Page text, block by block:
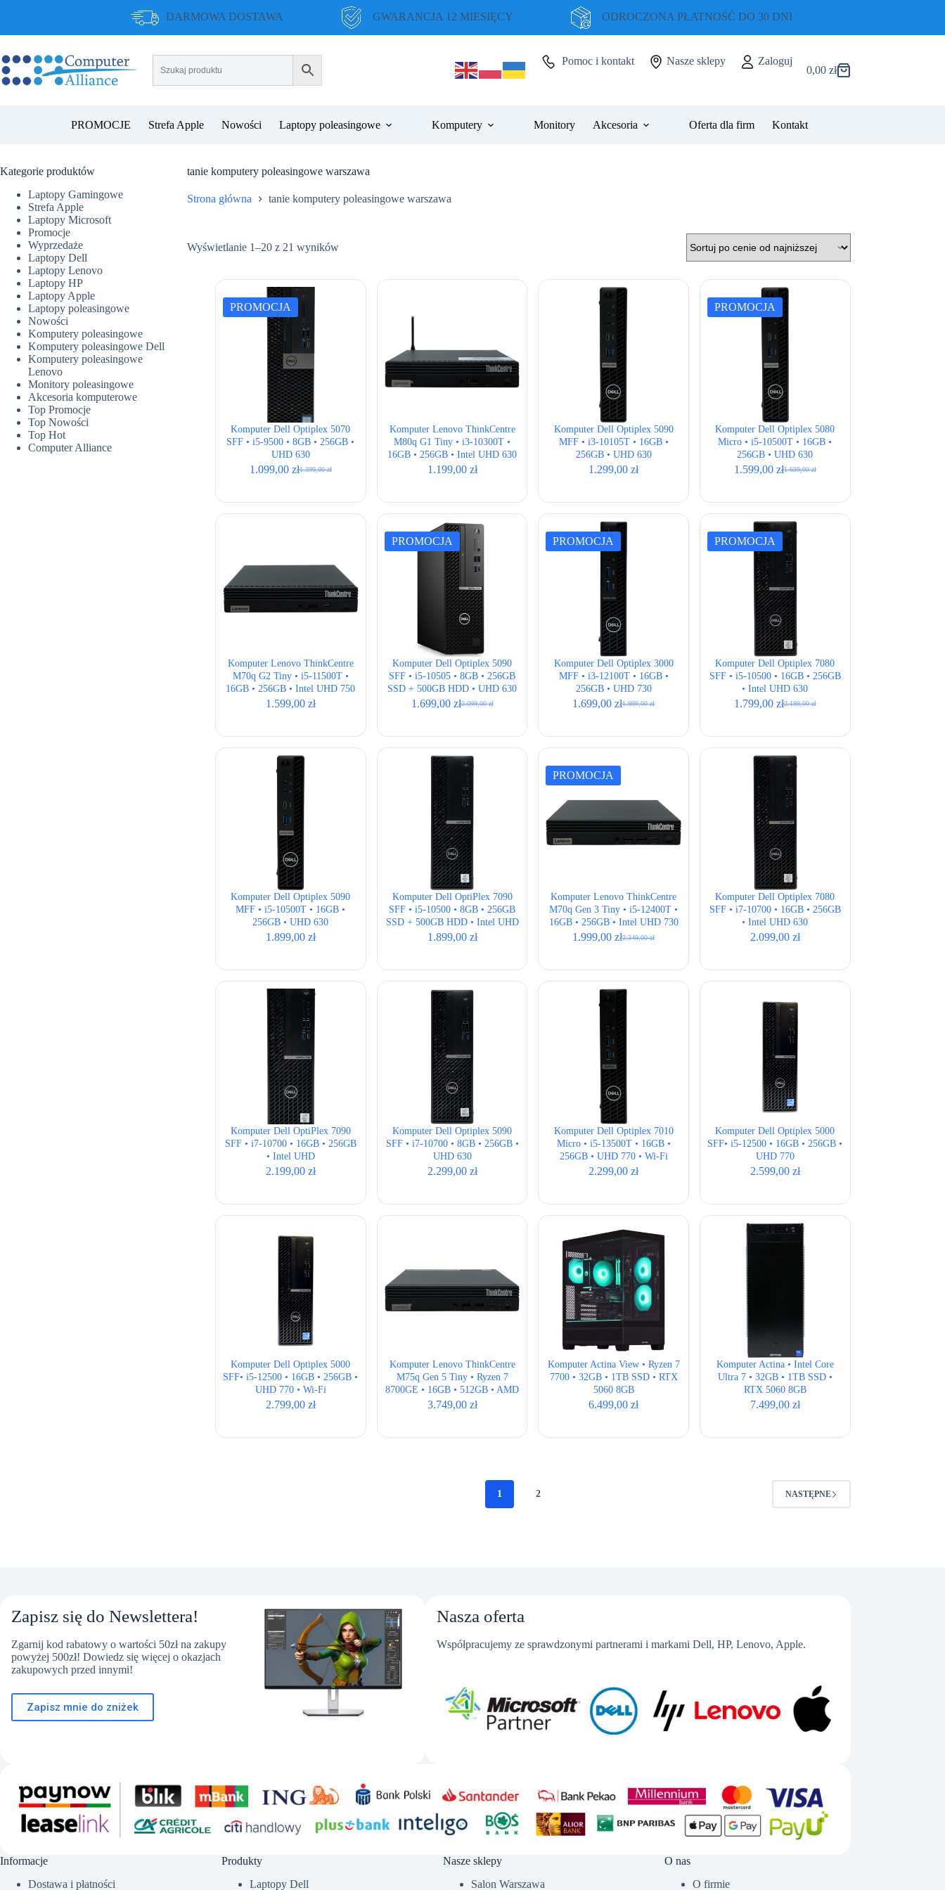
DARMOWA DOSTAWA GWARANCJA 12 MIESIĘCY ODROCZONA PŁATNOŚĆ DO 30 DNI
Pomoc i kontakt Nasze sklepy
Zaloguj
Koszyk
0,00 zł
PROMOCJE Strefa Apple Nowości Laptopy poleasingowe Komputery Monitory Akcesoria Oferta dla firm Kontakt
tanie komputery poleasingowe warszawa
Strona główna tanie komputery poleasingowe warszawa
Wyświetlanie 1–20 z 21 wynikówPosortowane
PROMOCJA
Komputer Dell Optiplex 5070
SFF • i5-9500 • 8GB • 256GB •
UHD 630
1.399,00zł
Pierwotna
wynosiła:
1.399,00 zł.
1.099,00 zł
Aktualna
wynosi:
1.099,00 zł.
Komputer Lenovo ThinkCentre
M80q G1 Tiny • i3-10300T •
16GB • 256GB • Intel UHD 630
1.199,00 zł
Komputer Dell Optiplex 5090
MFF • i3-10105T • 16GB •
256GB • UHD 630
1.299,00zł
PROMOCJA
Komputer Dell Optiplex 5080
Micro • i5-10500T • 16GB •
256GB • UHD 630
1.699,00zł
Pierwotna
wynosiła:
1.699,00 zł.
1.599,00 zł
Aktualna
wynosi:
1.599,00 zł.
Komputer Lenovo ThinkCentre
M70q G2 Tiny • i5-11500T •
16GB • 256GB • Intel UHD 750
• Wi-Fi
1.599,00 zł
PROMOCJA
Komputer Dell Optiplex 5090
SFF • i5-10505 • 8GB • 256GB
SSD + 500GB HDD • UHD 630
2.099,00zł
Pierwotna
wynosiła:
2.099,00 zł.
1.699,00 zł
Aktualna
wynosi:
1.699,00 zł.
PROMOCJA
Komputer Dell Optiplex 3000
MFF • i3-12100T • 16GB •
256GB • UHD 730
1.999,00zł
Pierwotna
wynosiła:
1.999,00 zł.
1.699,00zł
Aktualna
wynosi:
1.699,00 zł.
PROMOCJA
Komputer Dell Optiplex 7080
SFF • i5-10500 • 16GB • 256GB
• Intel UHD 630
2.199,00zł
Pierwotna
wynosiła:
2.199,00 zł.
1.799,00 zł
Aktualna
wynosi:
1.799,00 zł.
Komputer Dell Optiplex 5090
MFF • i5-10500T • 16GB •
256GB • UHD 630
1.899,00 zł
Komputer Dell OptiPlex 7090
SFF • i5-10500 • 8GB • 256GB
SSD + 500GB HDD • Intel UHD
630
1.899,00 zł
PROMOCJA
Komputer Lenovo ThinkCentre
M70q Gen 3 Tiny • i5-12400T •
16GB • 256GB • Intel UHD 730
2.349,00zł
Pierwotna
wynosiła:
2.349,00 zł.
1.999,00zł
Aktualna
wynosi:
1.999,00 zł.
Komputer Dell Optiplex 7080
SFF • i7-10700 • 16GB • 256GB
• Intel UHD 630
2.099,00 zł
Komputer Dell OptiPlex 7090
SFF • i7-10700 • 16GB • 256GB
• Intel UHD
2.199,00 zł
Komputer Dell Optiplex 5090
SFF • i7-10700 • 8GB • 256GB •
UHD 630
2.299,00 zł
Komputer Dell Optiplex 7010
Micro • i5-13500T • 16GB •
256GB • UHD 770 • Wi-Fi
2.299,00zł
Komputer Dell Optiplex 5000
SFF• i5-12500 • 16GB • 256GB •
UHD 770
2.599,00 zł
Komputer Dell Optiplex 5000
SFF• i5-12500 • 16GB • 256GB •
UHD 770 • Wi-Fi
2.799,00 zł
Komputer Lenovo ThinkCentre
M75q Gen 5 Tiny • Ryzen 7
8700GE • 16GB • 512GB • AMD
Radeon 780M • BOX NEW
3.749,00 zł
Komputer Actina View • Ryzen 7
7700 • 32GB • 1TB SSD • RTX
5060 8GB
6.499,00zł
Komputer Actina • Intel Core
Ultra 7 • 32GB • 1TB SSD •
RTX 5060 8GB
7.499,00 zł
1 2 NASTĘPNE
Kategorie produktów
Laptopy Gamingowe
Strefa Apple
Laptopy Microsoft
Promocje
Wyprzedaże
Laptopy Dell
Laptopy Lenovo
Laptopy HP
Laptopy Apple
Laptopy poleasingowe
Nowości
Komputery poleasingowe
Komputery poleasingowe Dell
Komputery poleasingowe
Lenovo
Monitory poleasingowe
Akcesoria komputerowe
Top Promocje
Top Nowości
Top Hot
Computer Alliance
Zapisz się do Newslettera!
Zgarnij kod rabatowy o wartości 50zł na zakupy
powyżej 500zł! Dowiedz się więcej o okazjach
zakupowych przed innymi!
Zapisz mnie do zniżek
Nasza oferta
Współpracujemy ze sprawdzonymi partnerami i markami Dell, HP, Lenovo, Apple.
Informacje
Dostawa i płatności
Produkty
Laptopy Dell
Nasze sklepy
Salon Warszawa
O nas
O firmie